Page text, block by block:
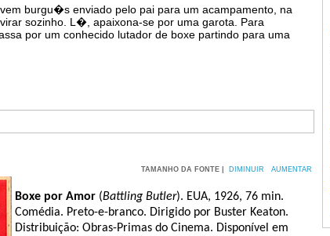
burgu�s enviado pelo pai para um acampamento, na
sozinho. L�, apaixona-se por uma garota. Para
por um conhecido lutador de boxe partindo para uma
TAMANHO DA FONTE | DIMINUIR AUMENTAR
Boxe por Amor (Battling Butler). EUA, 1926, 76 min.
Comédia. Preto-e-branco. Dirigido por Buster Keaton.
Distribuição: Obras-Primas do Cinema. Disponível em